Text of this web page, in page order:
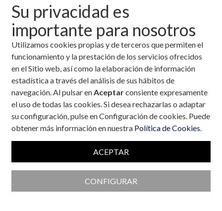
Su privacidad es
importante para nosotros
Utilizamos cookies propias y de terceros que permiten el
funcionamiento y la prestación de los servicios ofrecidos
en el Sitio web, así como la elaboración de información
estadística a través del análisis de sus hábitos de
navegación. Al pulsar enAceptarconsiente expresamente
el uso de todas las cookies. Si desea rechazarlas o adaptar
su configuración, pulse en Configuración de cookies. Puede
obtener más información en nuestra Política de Cookies.
ACEPTAR
CONFIGURAR
Fecha: 24 de octubre, 2019
La época moderna, ha traído como consecuencia un estilo de
vida más sedentario, con un aumento de patologías de
carácter metabólico, entre las que destaca por su mayor
prevalenciala diabetes mellitus 2 (DM2). Los factores
implicados en su parición son múltiples, pero el más
importante es la obesidad central (grasa intraabdominal, que
se correlaciona con el perímetro de cintura, varón 102cm,
mujer 88cm), y la inactividad física.
Actualmente la mayoría de los casos de DM2 ocurren en un
grasas, azúcares y sedentarismo, dando lugar a obesidad.
resistencia a la insulina